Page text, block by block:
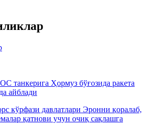
танкерига Ҳормуз бўғозида ракета
айблади
кўрфази давлатлари Эронни қоралаб,
қатнови учун очиқ сақлашга